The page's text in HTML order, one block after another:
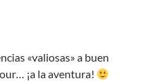
«valiosas» a buen
¡a la aventura!